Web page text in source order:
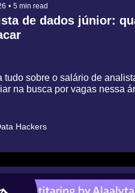
• 5 min read
de dados júnior:
tudo sobre o salário de
na busca por vagas nessa
Hackers